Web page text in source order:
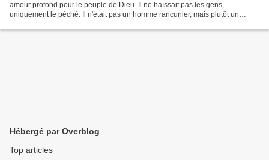
amour profond pour le peuple de Dieu. Il ne haïssait pas les gens,
uniquement le péché. Il n'était pas un homme rancunier, mais plutôt un
Hébergé par Overblog
Top articles